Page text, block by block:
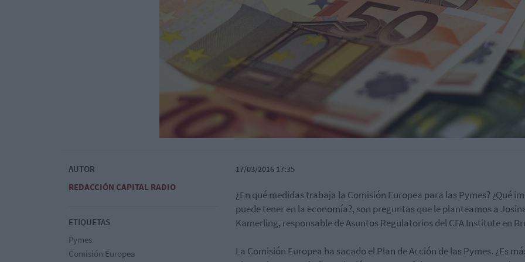
AUTOR
REDACCIÓN CAPITAL RADIO
ETIQUETAS
Pymes
Comisión Europea
17/03/2016 17:35
¿En qué medidas trabaja la Comisión Europea para las Pymes? ¿Qué
puede tener en la economía?, son preguntas que le planteamos a
Kamerling, responsable de Asuntos Regulatorios del CFA Institute en
La Comisión Europea ha sacado el Plan de Acción de las Pymes. ¿Es